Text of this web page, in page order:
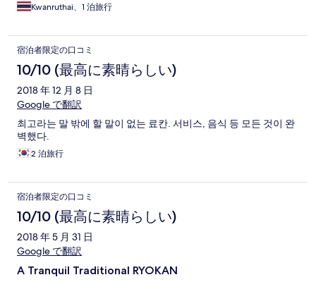
Kwanruthai、1 泊旅行
宿泊者限定の口コミ
10/10 (最高に素晴らしい)
2018 年 12 月 8 日
Google で翻訳
최고라는 말 밖에 할 말이 없는 료칸. 서비스, 음식 등 모든 것이 완
벽했다.
2 泊旅行
宿泊者限定の口コミ
10/10 (最高に素晴らしい)
2018 年 5 月 31 日
Google で翻訳
A Tranquil Traditional RYOKAN